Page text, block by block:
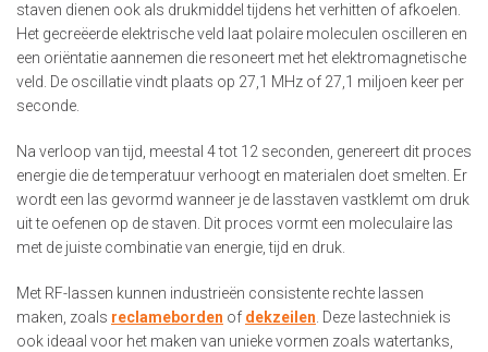
staven dienen ook als drukmiddel tijdens het verhitten of afkoelen.
Het gecreëerde elektrische veld laat polaire moleculen oscilleren en
een oriëntatie aannemen die resoneert met het elektromagnetische
veld. De oscillatie vindt plaats op 27,1 MHz of 27,1 miljoen keer per
seconde.
Na verloop van tijd, meestal 4 tot 12 seconden, genereert dit proces
energie die de temperatuur verhoogt en materialen doet smelten. Er
wordt een las gevormd wanneer je de lasstaven vastklemt om druk
uit te oefenen op de staven. Dit proces vormt een moleculaire las
met de juiste combinatie van energie, tijd en druk.
Met RF-lassen kunnen industrieën consistente rechte lassen
maken, zoals reclameborden of dekzeilen . Deze lastechniek is
ook ideaal voor het maken van unieke vormen zoals watertanks,